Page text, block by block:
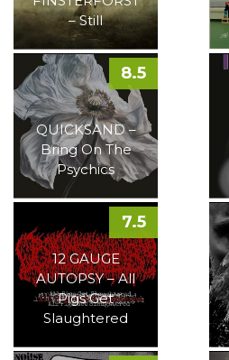
– Still
QUICKSAND –
Bring On The
Psychics
8.5
12 GAUGE
AUTOPSY – All
Pigs Get
Slaughtered
7.5